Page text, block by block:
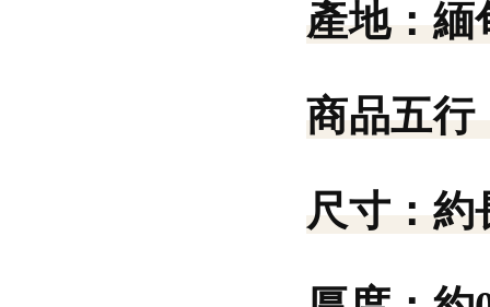
產地： 緬
商品五行
尺寸： 約